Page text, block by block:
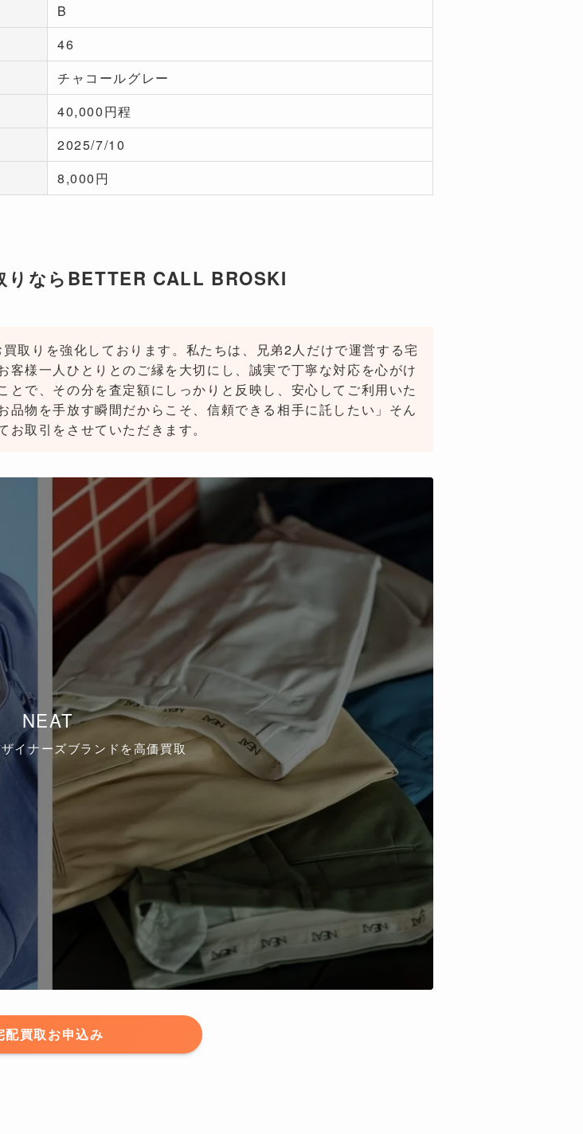
B
46
チャコールグレー
40,000円程
2025/7/10
8,000円
りならBETTER CALL BROSKI
取りを強化しております。私たちは、兄弟2人だけで運営する宅
様一人ひとりとのご縁を大切にし、誠実で丁寧な対応を心がけ
で、その分を査定額にしっかりと反映し、安心してご利用いた
品物を手放す瞬間だからこそ、信頼できる相手に託したい」そん
取引をさせていただきます。
NEAT
イナーズブランドを高価買取
配買取お申込み